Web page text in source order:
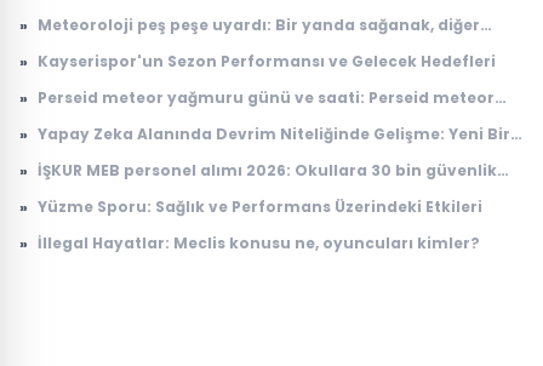
» Meteoroloji peş peşe uyardı: Bir yanda sağanak, diğer
» Kayserispor'un Sezon Performansı ve Gelecek Hedefleri
» Perseid meteor yağmuru günü ve saati: Perseid meteor
» Yapay Zeka Alanında Devrim Niteliğinde Gelişme: Yeni Bir
» İŞKUR MEB personel alımı 2026: Okullara 30 bin güvenlik
» Yüzme Sporu: Sağlık ve Performans Üzerindeki Etkileri
» İllegal Hayatlar: Meclis konusu ne, oyuncuları kimler?